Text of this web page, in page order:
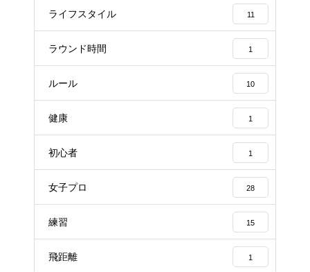
ライフスタイル 11
ラウンド時間 1
ルール 10
健康 1
初心者 1
女子プロ 28
練習 15
飛距離 1